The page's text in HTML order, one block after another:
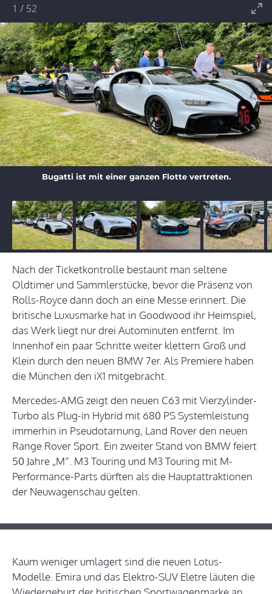
Bugatti ist mit einer ganzen Flotte vertreten.
1 / 52
Nach der Ticketkontrolle bestaunt man seltene
Oldtimer und Sammlerstücke, bevor die Präsenz von
Rolls-Royce dann doch an eine Messe erinnert. Die
britische Luxusmarke hat in Goodwood ihr Heimspiel,
das Werk liegt nur drei Autominuten entfernt. Im
Innenhof ein paar Schritte weiter klettern Groß und
Klein durch den neuen BMW 7er. Als Premiere haben
die München den iX1 mitgebracht.
Mercedes-AMG zeigt den neuen C63 mit Vierzylinder-
Turbo als Plug-in Hybrid mit 680 PS Systemleistung
immerhin in Pseudotarnung, Land Rover den neuen
Range Rover Sport. Ein zweiter Stand von BMW feiert
50 Jahre „M“. M3 Touring und M3 Touring mit M-
Performance-Parts dürften als die Hauptattraktionen
der Neuwagenschau gelten.
Kaum weniger umlagert sind die neuen Lotus-
Modelle. Emira und das Elektro-SUV Eletre läuten die